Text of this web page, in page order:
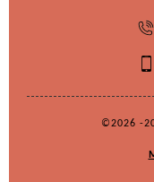
©2026 -